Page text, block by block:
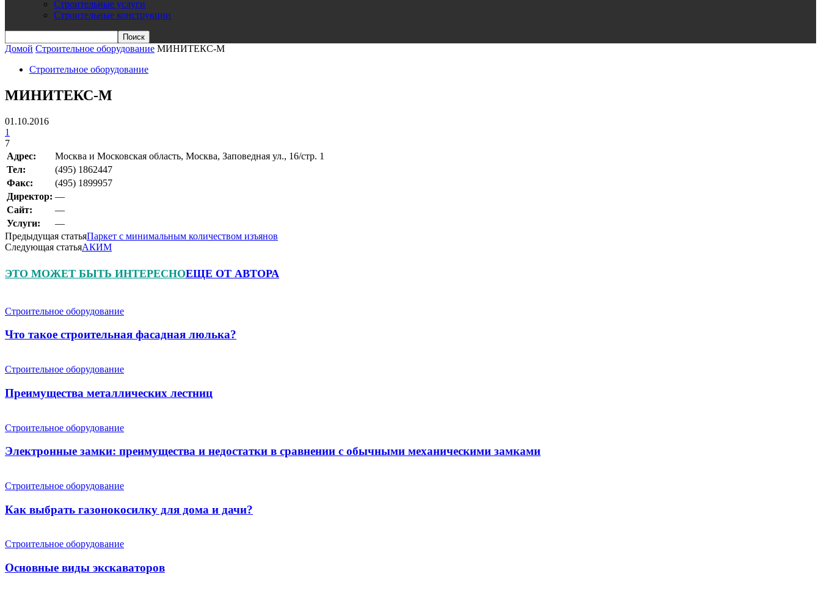
Строительные услуги
Строительные конструкции
Домой Строительное оборудование МИНИТЕКС-М
Строительное оборудование
МИНИТЕКС-М
01.10.2016
1
7
Адрес:
Москва и Московская область, Москва, Заповедная ул., 16/стр. 1
Teл:
(495) 1862447
Факс:
(495) 1899957
Директор: —
Сайт:
—
Услуги:
—
Предыдущая статьяПаркет с минимальным количеством изъянов
Следующая статьяАКИМ
ЭТО МОЖЕТ БЫТЬ ИНТЕРЕСНОЕЩЕ ОТ АВТОРА
Строительное оборудование
Что такое строительная фасадная люлька?
Строительное оборудование
Преимущества металлических лестниц
Строительное оборудование
Электронные замки: преимущества и недостатки в сравнении с обычными механическими замками
Строительное оборудование
Как выбрать газонокосилку для дома и дачи?
Строительное оборудование
Основные виды экскаваторов